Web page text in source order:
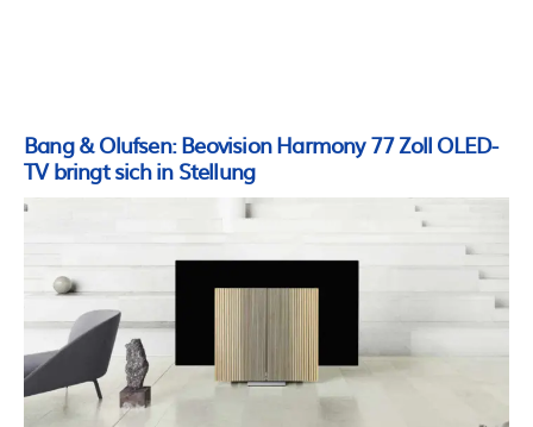
Bang & Olufsen: Beovision Harmony 77 Zoll OLED-
TV bringt sich in Stellung